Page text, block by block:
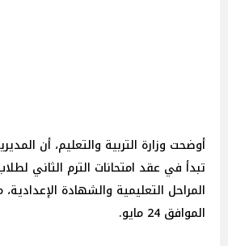
أوضحت وزارة التربية والتعليم، أن
تبدأ في عقد امتحانات الترم الثاني
المراحل التعليمية والشهادة
الموافق 24 مايو.